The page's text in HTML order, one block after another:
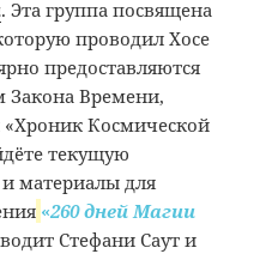
. Эта группа посвящена
проводил Хосе
предоставляются
Закона Времени,
Космической
текущую
материалы для
«260 дней Магии
Стефани Саут и